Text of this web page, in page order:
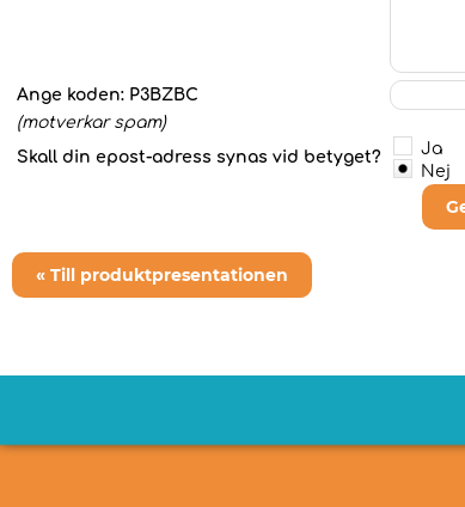
Ange koden: P3BZBC
(motverkar spam)
Skall din epost-adress synas vid betyget?
Ja
Nej
« Till produktpresentationen